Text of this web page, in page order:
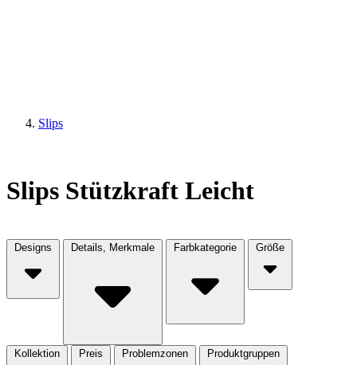
Slips
Slips Stützkraft Leicht
Designs Details, Merkmale Farbkategorie Größe
Kollektion Preis Problemzonen Produktgruppen